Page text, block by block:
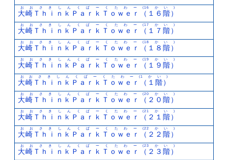
大崎ＴｈｉｎｋＰａｒｋＴｏｗｅｒ（１６階）
おおさきしんくぱーくたわー(16かい)
大崎ＴｈｉｎｋＰａｒｋＴｏｗｅｒ（１７階）
おおさきしんくぱーくたわー(17かい)
大崎ＴｈｉｎｋＰａｒｋＴｏｗｅｒ（１８階）
おおさきしんくぱーくたわー(18かい)
大崎ＴｈｉｎｋＰａｒｋＴｏｗｅｒ（１９階）
おおさきしんくぱーくたわー(19かい)
大崎ＴｈｉｎｋＰａｒｋＴｏｗｅｒ（１階）
おおさきしんくぱーくたわー(1かい)
大崎ＴｈｉｎｋＰａｒｋＴｏｗｅｒ（２０階）
おおさきしんくぱーくたわー(20かい)
大崎ＴｈｉｎｋＰａｒｋＴｏｗｅｒ（２１階）
おおさきしんくぱーくたわー(21かい)
大崎ＴｈｉｎｋＰａｒｋＴｏｗｅｒ（２２階）
おおさきしんくぱーくたわー(22かい)
大崎ＴｈｉｎｋＰａｒｋＴｏｗｅｒ（２３階）
おおさきしんくぱーくたわー(23かい)